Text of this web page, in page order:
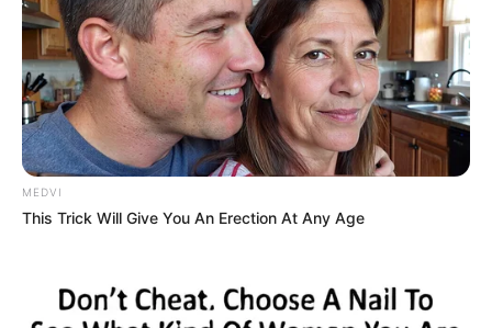
MEDVI
This Trick Will Give You An Erection At Any Age